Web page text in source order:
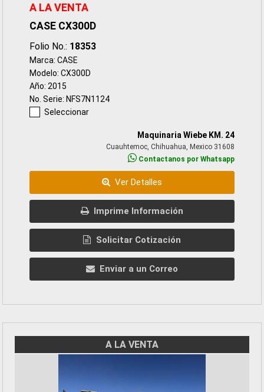
A LA VENTA
CASE CX300D
Folio No.: 18353
Marca: CASE
Modelo: CX300D
Año: 2015
No. Serie: NFS7N1124
Seleccionar
Maquinaria Wiebe KM. 24
Cuauhtemoc, Chihuahua, Mexico 31608
Contactanos por Whatsapp
Ver Detalles
Imprime Información
Solicitar Cotización
Enviar a un Correo
A LA VENTA